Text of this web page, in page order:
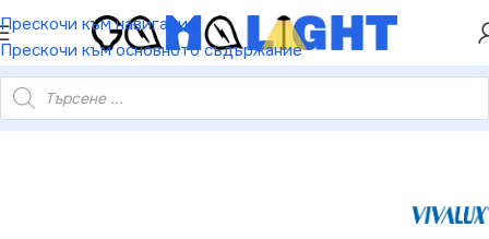
Прескочи към навигация
Прескочи към основното съдържание
НАМАЛЕНИЕ ОТ 5%
VIV002997 LED лампа EXTRALUX JDR 6W 280lm GU10 2700K